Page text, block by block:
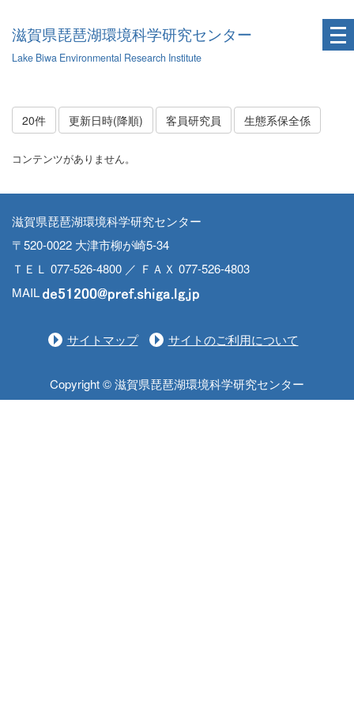
滋賀県琵琶湖環境科学研究センター
Lake Biwa Environmental Research Institute
20件 更新日時(降順) 客員研究員 生態系保全係
コンテンツがありません。
滋賀県琵琶湖環境科学研究センター
〒520-0022 大津市柳が崎5-34
ＴＥＬ 077-526-4800 ／ ＦＡＸ 077-526-4803
MAIL
サイトマップ サイトのご利用について
Copyright © 滋賀県琵琶湖環境科学研究センター